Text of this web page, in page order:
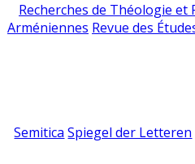
Recherches de Théologie et
Arméniennes Revue des
Semitica Spiegel der Letteren